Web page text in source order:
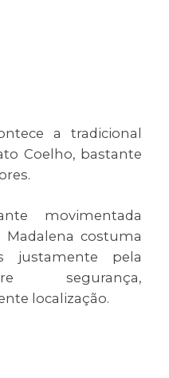
a tradicional
Coelho, bastante
movimentada
costuma
justamente pela
segurança,
localização.